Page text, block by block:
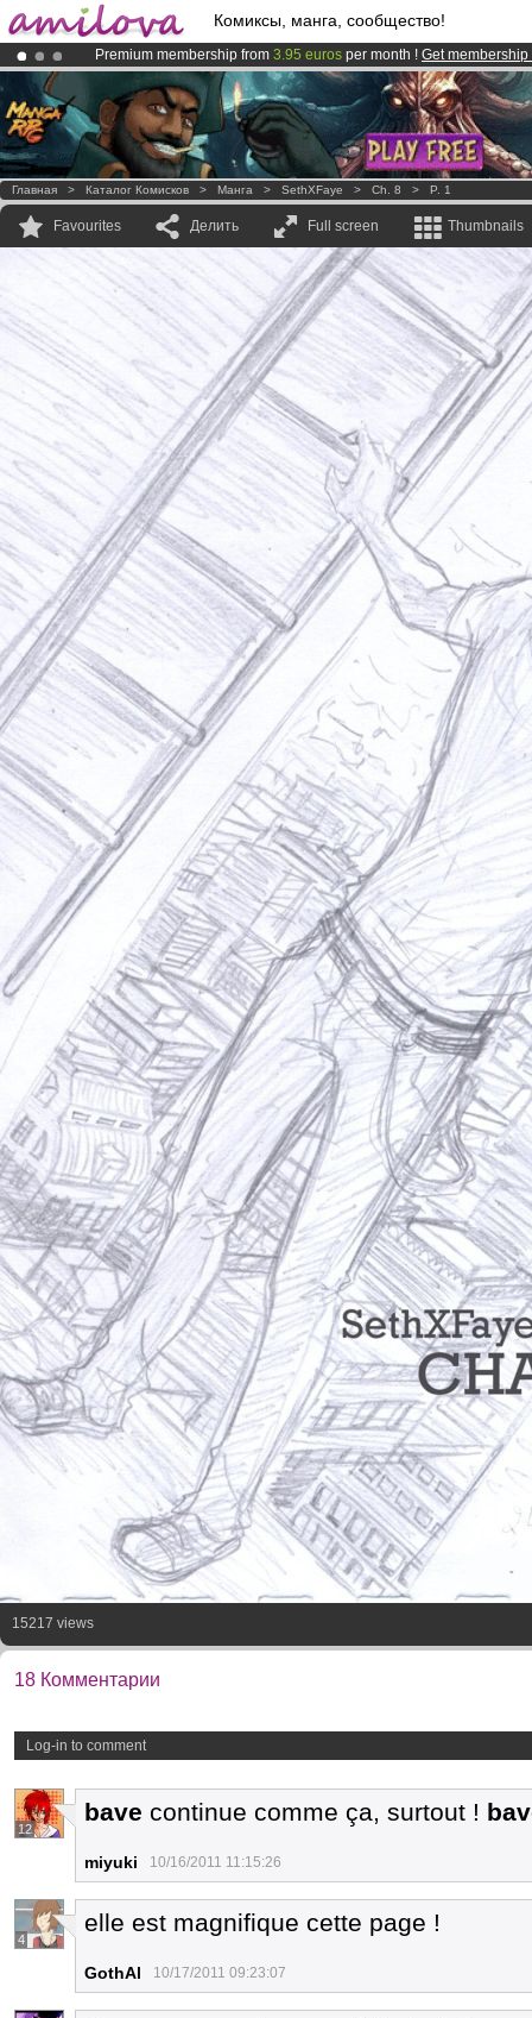
Комиксы, манга, сообщество!
Premium membership from 3.95 euros per month ! Get membership
AmilovaKickstarter is now LIVE!.
Already 100000membersand 1000 comics & mangas!.
Главная > Каталог Комисков > Манга > SethXFaye > Ch. 8 > P. 1
Favourites Делить Full screen Thumbnails
15217 views
18 Комментарии
Log-in to comment
12
bave continue comme ça, surtout !
miyuki 10/16/2011 11:15:26
4
elle est magnifique cette page !
GothAl 10/17/2011 09:23:07